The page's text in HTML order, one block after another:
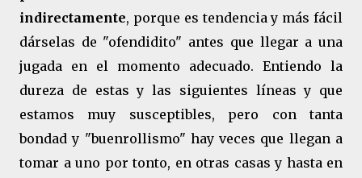
indirectamente, porque es tendencia y más fácil
dárselas de "ofendidito" antes que llegar a una
jugada en el momento adecuado. Entiendo la
dureza de estas y las siguientes líneas y que
estamos muy susceptibles, pero con tanta
bondad y "buenrollismo" hay veces que llegan a
tomar a uno por tonto, en otras casas y hasta en